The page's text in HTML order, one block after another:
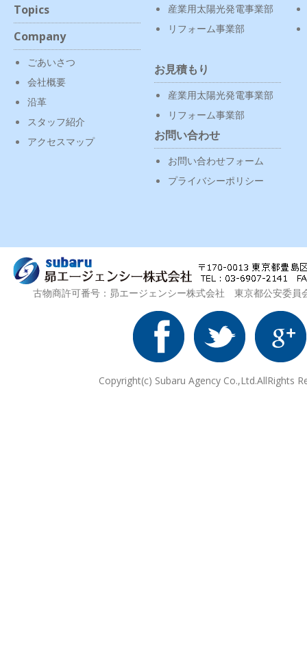
Topics
Company
ごあいさつ
会社概要
沿革
スタッフ紹介
アクセスマップ
産業用太陽光発電事業部
リフォーム事業部
お見積もり
産業用太陽光発電事業部
リフォーム事業部
お問い合わせ
お問い合わせフォーム
プライバシーポリシー
古物商許可番号：昴エージェンシー株式会社 東京都公安委
Copyright(c) Subaru Agency Co.,Ltd.AllRights